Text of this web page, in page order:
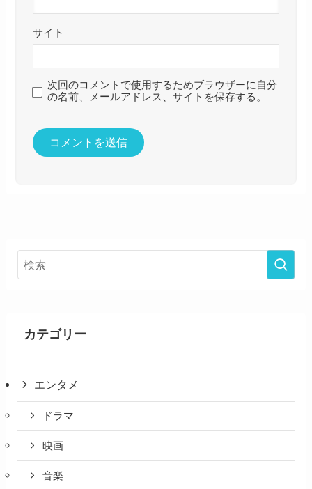
サイト
次回のコメントで使用するためブラウザーに自分
の名前、メールアドレス、サイトを保存する。
カテゴリー
エンタメ
ドラマ
映画
音楽